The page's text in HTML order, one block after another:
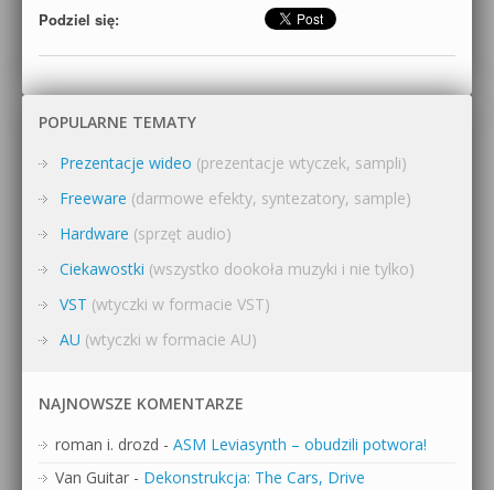
Podziel się:
POPULARNE TEMATY
Prezentacje wideo (prezentacje wtyczek, sampli)
Freeware (darmowe efekty, syntezatory, sample)
Hardware (sprzęt audio)
Ciekawostki (wszystko dookoła muzyki i nie tylko)
VST (wtyczki w formacie VST)
AU (wtyczki w formacie AU)
NAJNOWSZE KOMENTARZE
roman i. drozd - ASM Leviasynth – obudzili potwora!
Van Guitar - Dekonstrukcja: The Cars, Drive